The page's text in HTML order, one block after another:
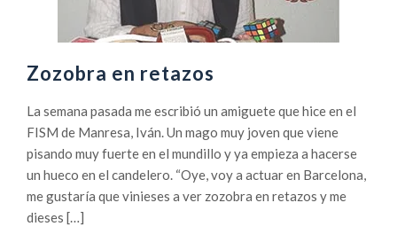
Zozobra en retazos
La semana pasada me escribió un amiguete que hice en el
FISM de Manresa, Iván. Un mago muy joven que viene
pisando muy fuerte en el mundillo y ya empieza a hacerse
un hueco en el candelero. “Oye, voy a actuar en Barcelona,
me gustaría que vinieses a ver zozobra en retazos y me
dieses […]